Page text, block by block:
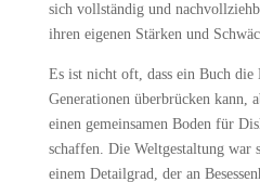
sich vollständig und
ihren eigenen Stärken und
Es ist nicht oft, dass ein Buch die
Generationen überbrücken kann,
einen gemeinsamen Boden für
schaffen. Die Weltgestaltung
einem Detailgrad, der an